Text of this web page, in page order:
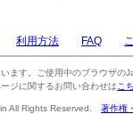
利用方法 FAQ
ます。ご使用中のブラウザの
ジに関するお問い合わせは こ
All Rights Reserved. 著作権